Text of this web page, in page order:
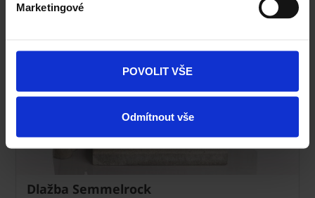
Marketingové
POVOLIT VŠE
Odmítnout vše
Dlažba Semmelrock